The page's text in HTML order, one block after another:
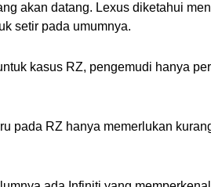
akan datang. Lexus diketahui
setir pada umumnya.
kasus RZ, pengemudi hanya
pada RZ hanya memerlukan